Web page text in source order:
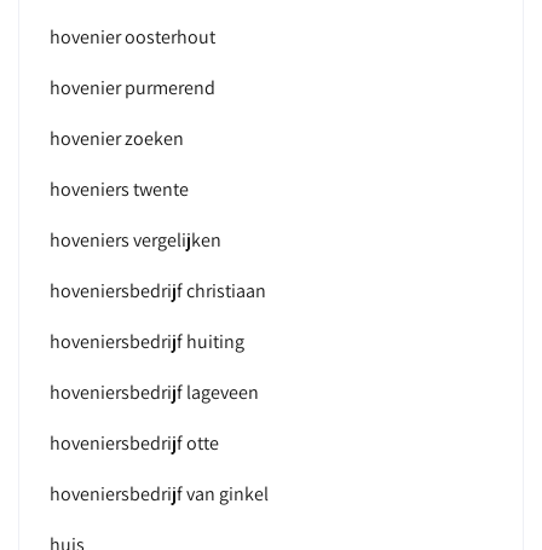
hovenier oosterhout
hovenier purmerend
hovenier zoeken
hoveniers twente
hoveniers vergelijken
hoveniersbedrijf christiaan
hoveniersbedrijf huiting
hoveniersbedrijf lageveen
hoveniersbedrijf otte
hoveniersbedrijf van ginkel
huis